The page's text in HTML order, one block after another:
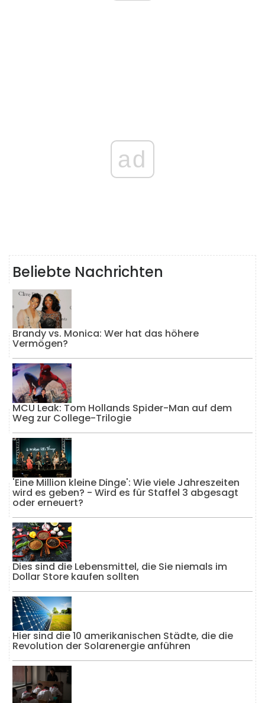
ad
Beliebte Nachrichten
Brandy vs. Monica: Wer hat das höhere
Vermögen?
MCU Leak: Tom Hollands Spider-Man auf dem
Weg zur College-Trilogie
'Eine Million kleine Dinge': Wie viele Jahreszeiten
wird es geben? - Wird es für Staffel 3 abgesagt
oder erneuert?
Dies sind die Lebensmittel, die Sie niemals im
Dollar Store kaufen sollten
Hier sind die 10 amerikanischen Städte, die die
Revolution der Solarenergie anführen